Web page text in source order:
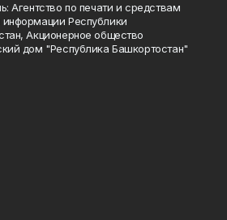
Агентство по печати и средствам
Республики
Акционерное общество
дом "Республика Башкортостан"